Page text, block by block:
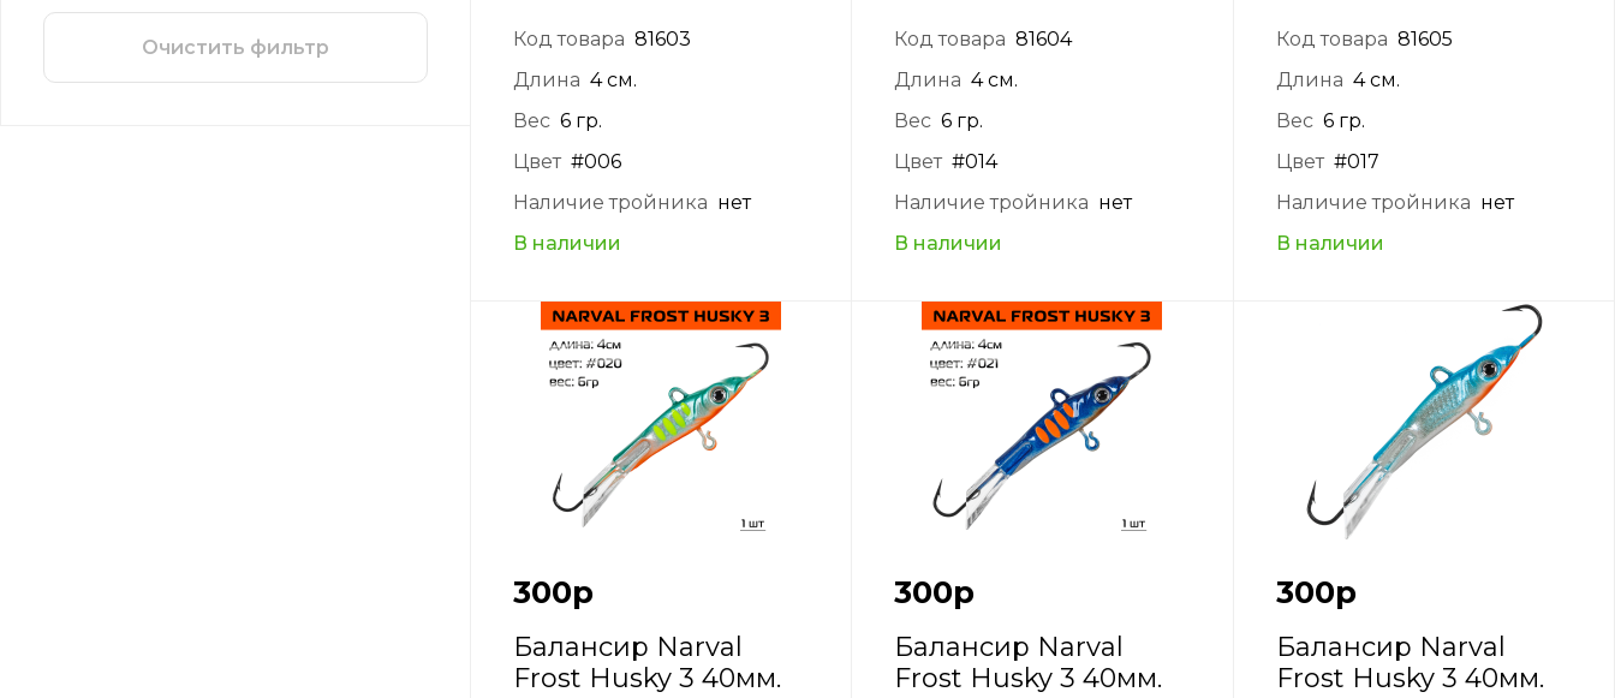
Очистить фильтр Код товара 81603
Длина 4 см.
Вес 6 гр.
Цвет #006
Наличие тройника нет
В наличии
Код товара 81604
Длина 4 см.
Вес 6 гр.
Цвет #014
Наличие тройника нет
В наличии
Код товара 81605
Длина 4 см.
Вес 6 гр.
Цвет #017
Наличие тройника нет
В наличии
300р
Балансир Narval
Frost Husky 3 40мм.
300р
Балансир Narval
Frost Husky 3 40мм.
300р
Балансир Narval
Frost Husky 3 40мм.